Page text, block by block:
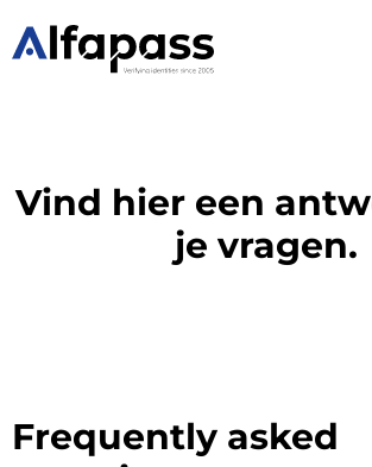
Vind hier een
je vragen.
Frequently asked